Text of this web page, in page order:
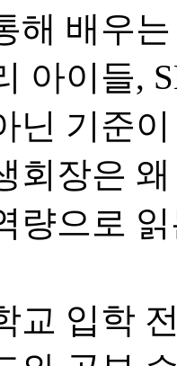
해 배우
아이들,
닌 기준
회장은
량으로
교 입학